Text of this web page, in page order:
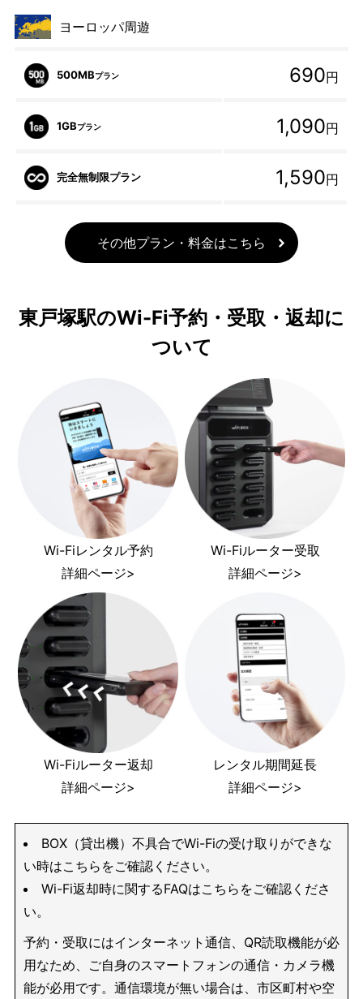
ヨーロッパ周遊
500MBプラン 690円
1GBプラン 1,090円
完全無制限プラン 1,590円
その他プラン・料金はこちら
東戸塚駅のWi-Fi予約・受取・返却に
ついて
Wi-Fiレンタル予約
詳細ページ>
Wi-Fiルーター受取
詳細ページ>
Wi-Fiルーター返却
詳細ページ>
レンタル期間延長
詳細ページ>
BOX（貸出機）不具合でWi-Fiの受け取りができな
い時はこちらをご確認ください。
Wi-Fi返却時に関するFAQはこちらをご確認くださ
い。
予約・受取にはインターネット通信、QR読取機能が必
用なため、ご自身のスマートフォンの通信・カメラ機
能が必用です。通信環境が無い場合は、市区町村や空